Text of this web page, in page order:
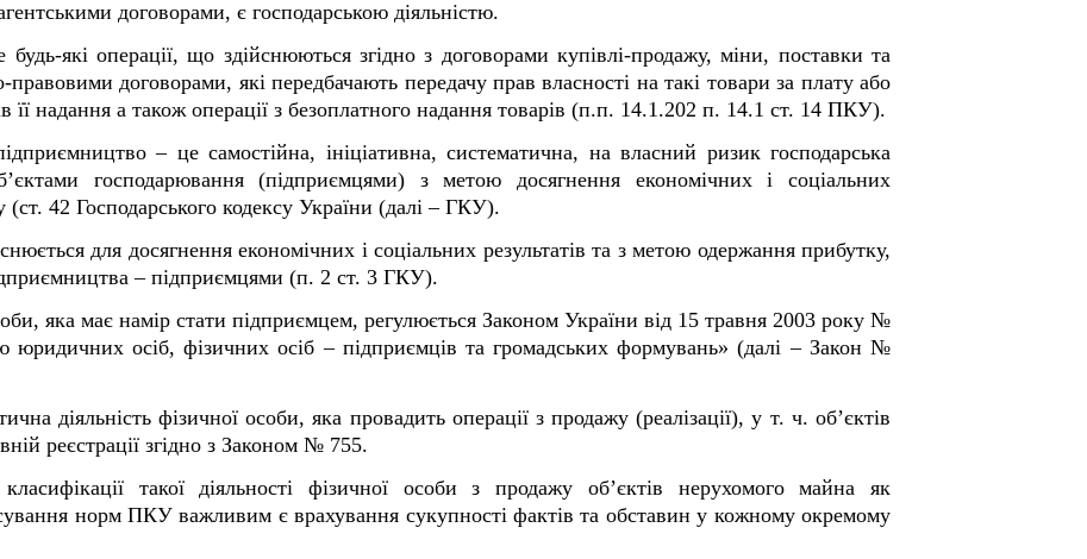
договорами, є господарською діяльністю.
будь-які операції, що здійснюються згідно з договорами купівлі-продажу, міни, поставки та
договорами, які передбачають передачу прав власності на такі товари за плату або
її надання а також операції з безоплатного надання товарів (п.п. 14.1.202 п. 14.1 ст. 14 ПКУ).
– це самостійна, ініціативна, систематична, на власний ризик господарська
господарювання (підприємцями) з метою досягнення економічних і соціальних
(ст. 42 Господарського кодексу України (далі – ГКУ).
для досягнення економічних і соціальних результатів та з метою одержання прибутку,
– підприємцями (п. 2 ст. 3 ГКУ).
яка має намір стати підприємцем, регулюється Законом України від 15 травня 2003 року №
юридичних осіб, фізичних осіб – підприємців та громадських формувань» (далі – Закон №
діяльність фізичної особи, яка провадить операції з продажу (реалізації), у т. ч. об’єктів
реєстрації згідно з Законом № 755.
такої діяльності фізичної особи з продажу об’єктів нерухомого майна як
норм ПКУ важливим є врахування сукупності фактів та обставин у кожному окремому